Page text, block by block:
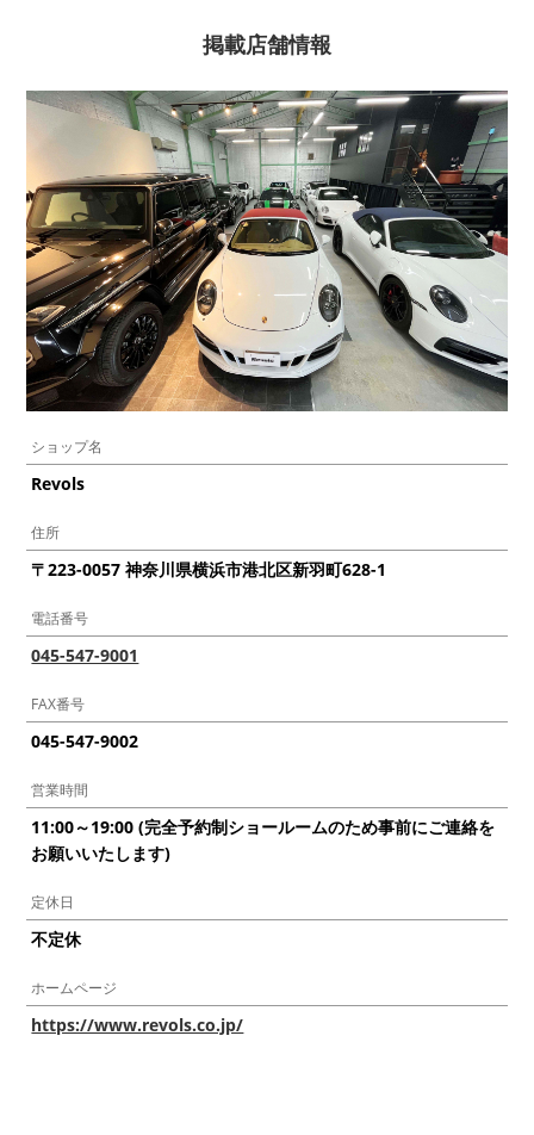
掲載店舗情報
ショップ名
Revols
住所
〒223-0057 神奈川県横浜市港北区新羽町628-1
電話番号
045-547-9001
FAX番号
045-547-9002
営業時間
11:00～19:00 (完全予約制ショールームのため事前にご連絡を
お願いいたします)
定休日
不定休
ホームページ
https://www.revols.co.jp/